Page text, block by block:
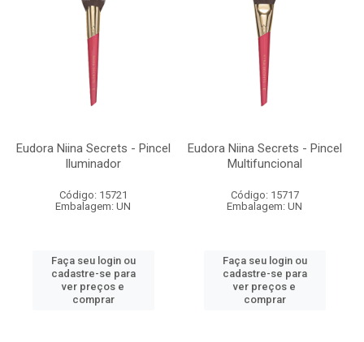
Eudora Niina Secrets - Pincel
Iluminador
Código: 15721
Embalagem: UN
Faça seu login ou
cadastre-se para
ver preços e
comprar
Eudora Niina Secrets - Pincel
Multifuncional
Código: 15717
Embalagem: UN
Faça seu login ou
cadastre-se para
ver preços e
comprar